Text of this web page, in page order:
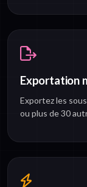
Exportation
Exportez les
ou plus de 30